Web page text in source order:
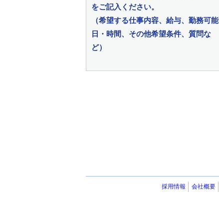
をご記入ください。
（希望する仕事内容、給与、勤務可能
日・時間、その他希望条件、質問な
ど）
採用情報 会社概要